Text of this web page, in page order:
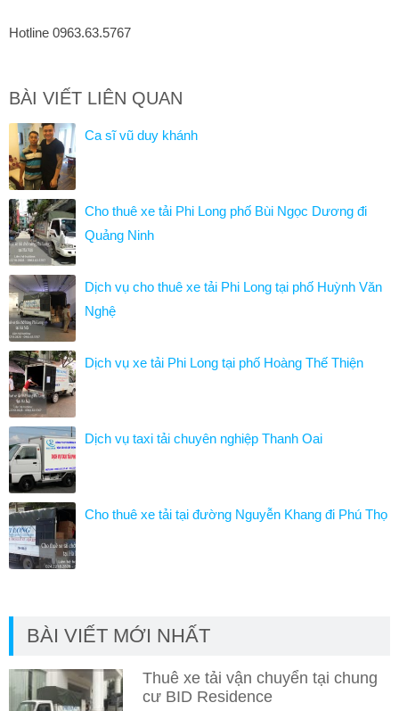
Hotline 0963.63.5767
BÀI VIẾT LIÊN QUAN
Ca sĩ vũ duy khánh
Cho thuê xe tải Phi Long phố Bùi Ngọc Dương đi
Quảng Ninh
Dịch vụ cho thuê xe tải Phi Long tại phố Huỳnh Văn
Nghệ
Dịch vụ xe tải Phi Long tại phố Hoàng Thế Thiện
Dịch vụ taxi tải chuyên nghiệp Thanh Oai
Cho thuê xe tải tại đường Nguyễn Khang đi Phú Thọ
BÀI VIẾT MỚI NHẤT
Thuê xe tải vận chuyển tại chung
cư BID Residence